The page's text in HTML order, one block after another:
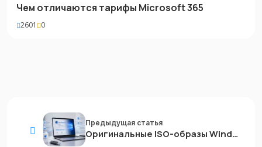
Чем отличаются тарифы Microsoft 365
2601 0
Предыдущая статья
Оригинальные ISO-образы Windows 10 22H2